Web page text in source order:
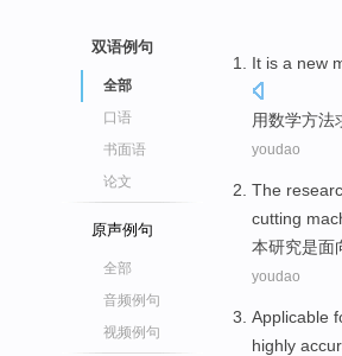
双语例句
全部
口语
书面语
论文
原声例句
全部
音频例句
视频例句
It is a new
用数学方法
youdao
The
cutting
本研究是面
youdao
Applicable
highly